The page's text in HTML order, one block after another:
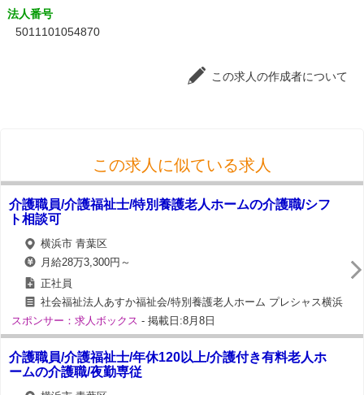
法人番号
5011101054870
この求人の作成者について
この求人に似ている求人
介護職員/介護福祉士/特別養護老人ホームの介護職/シフ
ト相談可
横浜市 青葉区
月給28万3,300円～
正社員
社会福祉法人あすか福祉会/特別養護老人ホーム プレシャス横浜
スポンサー：求人ボックス - 掲載日:8月8日
介護職員/介護福祉士/年休120以上/介護付き有料老人ホ
ームの介護職/夜勤専従